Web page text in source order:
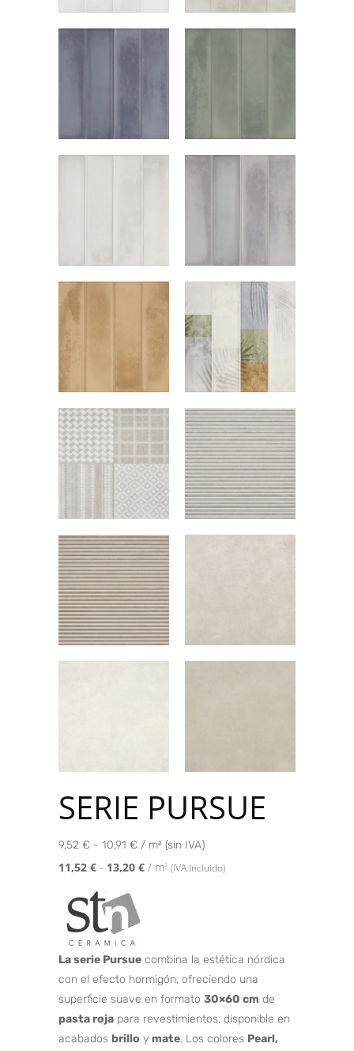
SERIE PURSUE
9,52 € - 10,91 € / m² (sin IVA)
11,52 € - 13,20 € / m2 (IVA Incluido)
La serie Pursue combina la estética nórdica
con el efecto hormigón, ofreciendo una
superficie suave en formato 30×60 cm de
pasta roja para revestimientos, disponible en
acabados brillo y mate. Los colores Pearl,